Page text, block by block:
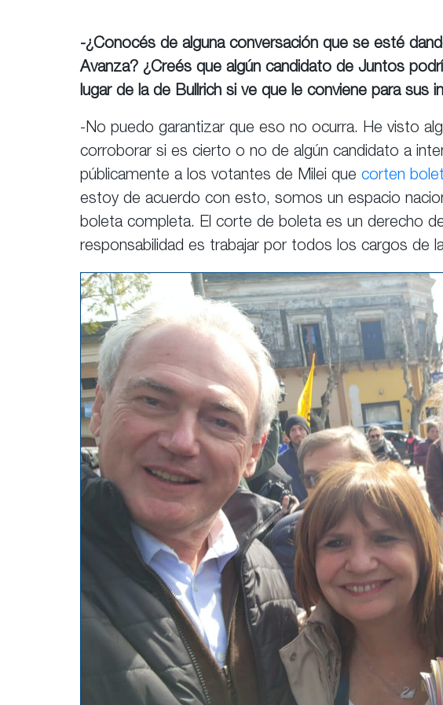
-¿Conocés de alguna conversación que se esté
Avanza? ¿Creés que algún candidato de Juntos
lugar de la de Bullrich si ve que le conviene para sus
-No puedo garantizar que eso no ocurra. He visto
corroborar si es cierto o no de algún candidato a
públicamente a los votantes de Milei que corten
estoy de acuerdo con esto, somos un espacio
boleta completa. El corte de boleta es un derecho
responsabilidad es trabajar por todos los cargos de